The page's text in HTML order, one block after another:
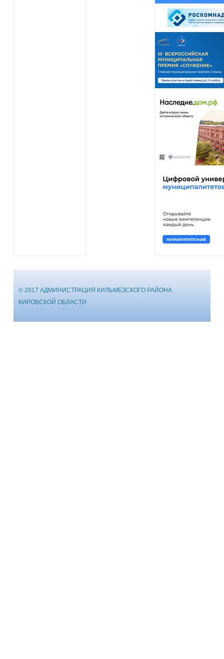
© 2017 АДМИНИСТРАЦИЯ КИЛЬМЕЗСКОГО РАЙОНА
КИРОВСКОЙ ОБЛАСТИ